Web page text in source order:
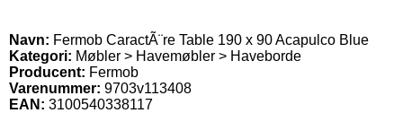
Navn: Fermob CaractÃ¨re Table 190 x 90 Acapulco Blue
Kategori: Møbler > Havemøbler > Haveborde
Producent: Fermob
Varenummer: 9703v113408
EAN: 3100540338117